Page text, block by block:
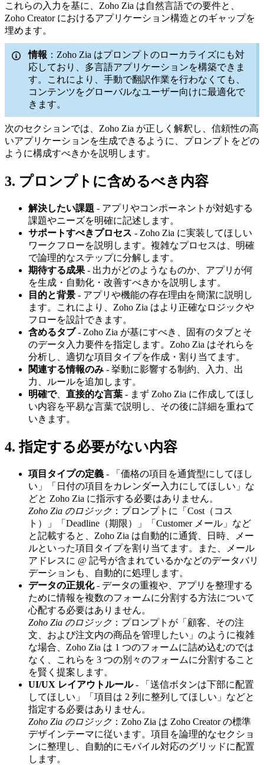
これらの入力を基に、Zoho Zia は自然言語での要件と、
Zoho Creator におけるアプリケーション構造とのギャップを
埋めます。
情報 ：Zoho Zia はプロンプトのローカライズにも対
応しており、多言語アプリケーションを構築できま
す。これにより、手動で翻訳作業を行わなくても、
コンテンツをグローバルなユーザー向けに最適化で
きます。
次のセクションでは、Zoho Zia が正しく解釈し、信頼性の高
いアプリケーションを生成できるように、プロンプトをどの
ように構成すべきかを説明します。
3. プロンプトに含めるべき内容
解決したい課題 - アプリやコンポーネントが対処する
課題やニーズを明確に記述します。
サポートすべきプロセス - Zoho Zia に実装してほしい
ワークフローを説明します。複雑なプロセスは、明確
で論理的なステップに分解します。
期待する成果 - 出力がどのようなものか、アプリが何
を生成・自動化・改善すべきかを説明します。
目的と背景 - アプリや機能の存在理由を簡潔に説明し
ます。これにより、Zoho Zia はより正確なロジックや
フローを設計できます。
含めるタブ- Zoho Zia が基にすべき、固有のタブとそ
のデータ入力要件を指定します。Zoho Zia はそれらを
分析し、適切な項目タイプを作成・割り当てます。
関連する情報のみ - 挙動に影響する制約、入力、出
力、ルールを追加します。
明確で、 直接的な言葉 - まず Zoho Zia に作成してほし
い内容を平易な言葉で説明し、その後に詳細を重ねて
いきます。
4. 指定する必要がない内容
項目タイプの定義 - 「価格の項目を通貨型にしてほし
い」「日付の項目をカレンダー入力にしてほしい」な
どと Zoho Zia に指示する必要はありません。
Zoho Zia のロジック ：プロンプトに「Cost（コス
ト）」「Deadline（期限）」「Customer メール」など
と記載すると、Zoho Zia は自動的に通貨、日時、メー
ルといった項目タイプを割り当てます。また、メール
アドレスに @ 記号が含まれているかなどのデータバリ
デーションも、自動的に処理します。
データの正規化- データの重複や、アプリを整理する
ために情報を複数のフォームに分割する方法について
心配する必要はありません。
Zoho Zia のロジック ：プロンプトが「顧客、その注
文、および注文内の商品を管理したい」のように複雑
な場合、Zoho Zia は 1 つのフォームに詰め込むのでは
なく、これらを 3 つの別々のフォームに分割すること
を賢く提案します。
UI/UX レイアウトルール- 「送信ボタンは下部に配置
してほしい」「項目は 2 列に整列してほしい」などと
指定する必要はありません。
Zoho Zia のロジック ：Zoho Zia は Zoho Creator の標準
デザインテーマに従います。項目を論理的なセクショ
ンに整理し、自動的にモバイル対応のグリッドに配置
します。